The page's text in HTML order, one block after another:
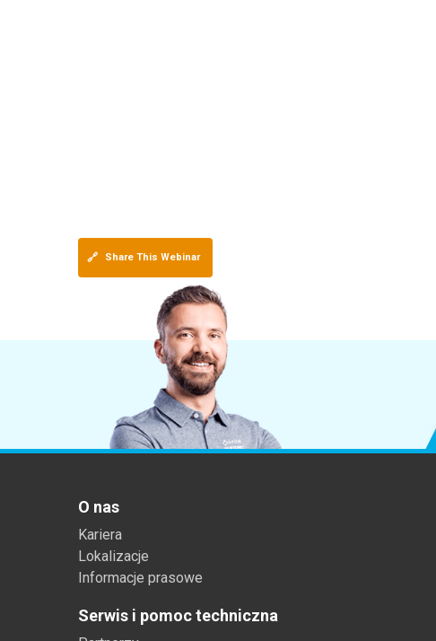
🔗 Share This Webinar
O nas
Kariera
Lokalizacje
Informacje prasowe
Serwis i pomoc techniczna